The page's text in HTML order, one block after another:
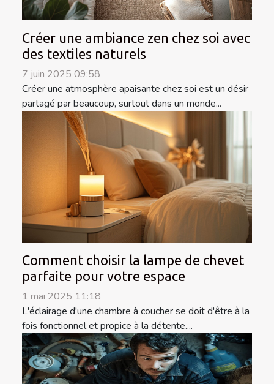
Créer une ambiance zen chez soi avec
des textiles naturels
7 juin 2025 09:58
Créer une atmosphère apaisante chez soi est un désir
partagé par beaucoup, surtout dans un monde...
Comment choisir la lampe de chevet
parfaite pour votre espace
1 mai 2025 11:18
L'éclairage d'une chambre à coucher se doit d'être à la
fois fonctionnel et propice à la détente....